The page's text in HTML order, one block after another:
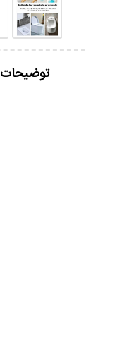
توضیحات